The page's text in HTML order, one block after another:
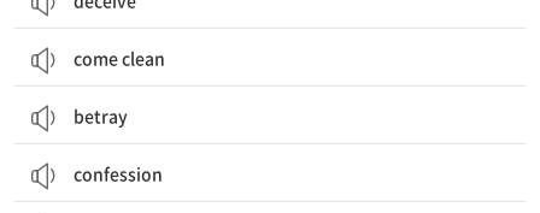
come clean
betray
confession